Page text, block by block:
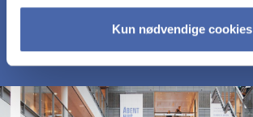
Kun nødvendige cookies